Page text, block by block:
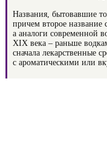
Названия, бытовавшие
причем второе название
а аналоги современной
XIX века – раньше
сначала лекарственные
с ароматическими или